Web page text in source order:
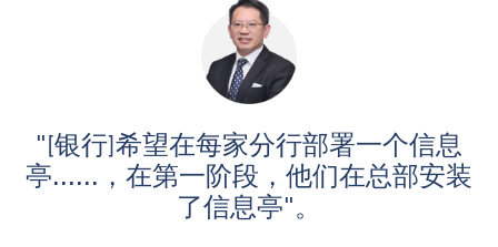
"[银行]希望在每家分行部署一个信息
亭...... ，在第一阶段，他们在总部安装
了信息亭"。